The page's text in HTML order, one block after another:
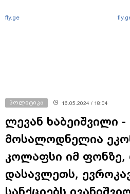
fly.ge
პოლიტიკა 16.05.2024 / 18:04
ლევან ხაბეიშვილი -
მოსალოდნელია
კოლაფსი იმ ფონზე,
დასავლეთს,
სანქციებს